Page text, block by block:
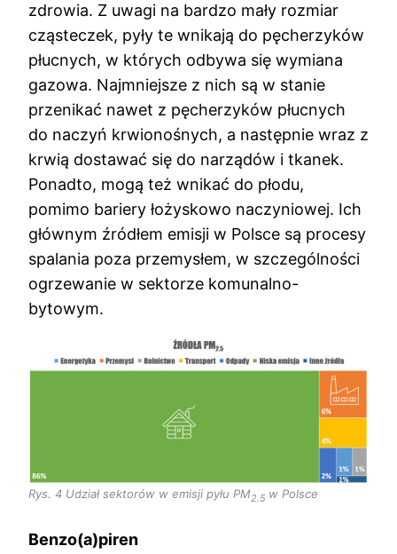
zdrowia. Z uwagi na bardzo mały rozmiar
cząsteczek, pyły te wnikają do pęcherzyków
płucnych, w których odbywa się wymiana
gazowa. Najmniejsze z nich są w stanie
przenikać nawet z pęcherzyków płucnych
do naczyń krwionośnych, a następnie wraz z
krwią dostawać się do narządów i tkanek.
Ponadto, mogą też wnikać do płodu,
pomimo bariery łożyskowo naczyniowej. Ich
głównym źródłem emisji w Polsce są procesy
spalania poza przemysłem, w szczególności
ogrzewanie w sektorze komunalno-
bytowym.
Rys. 4 Udział sektorów w emisji pyłu PM2.5 w Polsce
Benzo(a)piren